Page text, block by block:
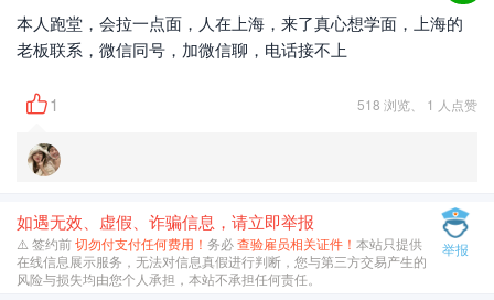
本人跑堂，会拉一点面，人在上海，来了真心想学面，上海的
老板联系，微信同号，加微信聊，电话接不上
1 518 浏览、 1 人点赞
如遇无效、虚假、诈骗信息，请立即举报
⚠️ 签约前切勿付支付任何费用！ 务必查验雇员相关证件！ 本站只提供
在线信息展示服务，无法对信息真假进行判断，您与第三方交易产生的
风险与损失均由您个人承担，本站不承担任何责任。
举报